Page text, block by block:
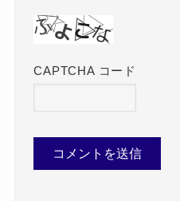
CAPTCHA コード